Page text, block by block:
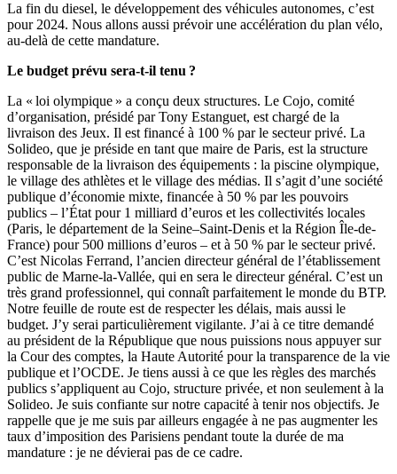
La fin du diesel, le développement des véhicules autonomes, c’est
pour 2024. Nous allons aussi prévoir une accélération du plan vélo,
au-delà de cette mandature.
Le budget prévu sera-t-il tenu ?
La « loi olympique » a conçu deux structures. Le Cojo, comité
d’organisation, présidé par Tony Estanguet, est chargé de la
livraison des Jeux. Il est financé à 100 % par le secteur privé. La
Solideo, que je préside en tant que maire de Paris, est la structure
responsable de la livraison des équipements : la piscine olympique,
le village des athlètes et le village des médias. Il s’agit d’une société
publique d’économie mixte, financée à 50 % par les pouvoirs
publics – l’État pour 1 milliard d’euros et les collectivités locales
(Paris, le département de la Seine–Saint-Denis et la Région Île-de-
France) pour 500 millions d’euros – et à 50 % par le secteur privé.
C’est Nicolas Ferrand, l’ancien directeur général de l’établissement
public de Marne-la-Vallée, qui en sera le directeur général. C’est un
très grand professionnel, qui connaît parfaitement le monde du BTP.
Notre feuille de route est de respecter les délais, mais aussi le
budget. J’y serai particulièrement vigilante. J’ai à ce titre demandé
au président de la République que nous puissions nous appuyer sur
la Cour des comptes, la Haute Autorité pour la transparence de la vie
publique et l’OCDE. Je tiens aussi à ce que les règles des marchés
publics s’appliquent au Cojo, structure privée, et non seulement à la
Solideo. Je suis confiante sur notre capacité à tenir nos objectifs. Je
rappelle que je me suis par ailleurs engagée à ne pas augmenter les
taux d’imposition des Parisiens pendant toute la durée de ma
mandature : je ne dévierai pas de ce cadre.